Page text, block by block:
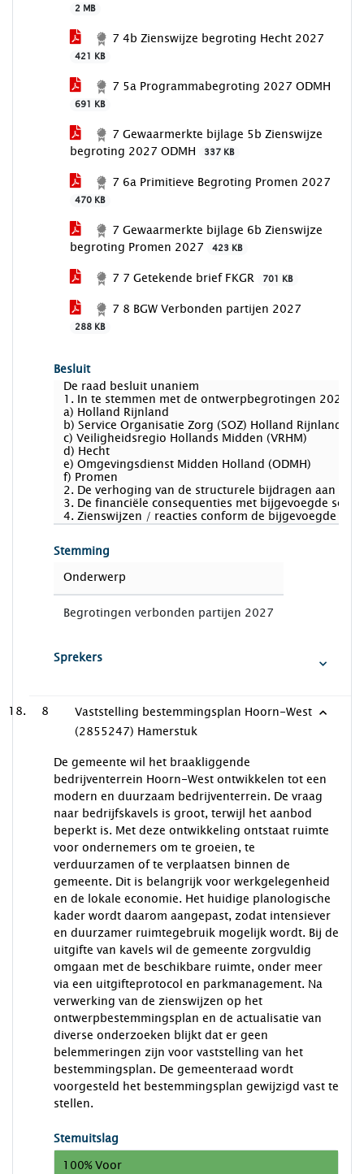
2 MB
7 4b Zienswijze begroting Hecht 2027
421 KB
7 5a Programmabegroting 2027 ODMH
691 KB
7 Gewaarmerkte bijlage 5b Zienswijze
begroting 2027 ODMH
337 KB
7 6a Primitieve Begroting Promen 2027
470 KB
7 Gewaarmerkte bijlage 6b Zienswijze
begroting Promen 2027
423 KB
7 7 Getekende brief FKGR 701 KB
7 8 BGW Verbonden partijen 2027
288 KB
Besluit
De raad besluit unaniem
1. In te stemmen met de ontwerpbegrotingen 2027
a) Holland Rijnland
b) Service Organisatie Zorg (SOZ) Holland Rijnland
c) Veiligheidsregio Hollands Midden (VRHM)
d) Hecht
e) Omgevingsdienst Midden Holland (ODMH)
f) Promen
2. De verhoging van de structurele bijdragen aan
3. De financiële consequenties met bijgevoegde
4. Zienswijzen / reacties conform de bijgevoegde
Stemming
Onderwerp
Begrotingen verbonden partijen 2027
Sprekers
8
Vaststelling bestemmingsplan Hoorn-West
(2855247) Hamerstuk
De gemeente wil het braakliggende
bedrijventerrein Hoorn-West ontwikkelen tot een
modern en duurzaam bedrijventerrein. De vraag
naar bedrijfskavels is groot, terwijl het aanbod
beperkt is. Met deze ontwikkeling ontstaat ruimte
voor ondernemers om te groeien, te
verduurzamen of te verplaatsen binnen de
gemeente. Dit is belangrijk voor werkgelegenheid
en de lokale economie. Het huidige planologische
kader wordt daarom aangepast, zodat intensiever
en duurzamer ruimtegebruik mogelijk wordt. Bij de
uitgifte van kavels wil de gemeente zorgvuldig
omgaan met de beschikbare ruimte, onder meer
via een uitgifteprotocol en parkmanagement. Na
verwerking van de zienswijzen op het
ontwerpbestemmingsplan en de actualisatie van
diverse onderzoeken blijkt dat er geen
belemmeringen zijn voor vaststelling van het
bestemmingsplan. De gemeenteraad wordt
voorgesteld het bestemmingsplan gewijzigd vast te
stellen.
Stemuitslag
100% Voor